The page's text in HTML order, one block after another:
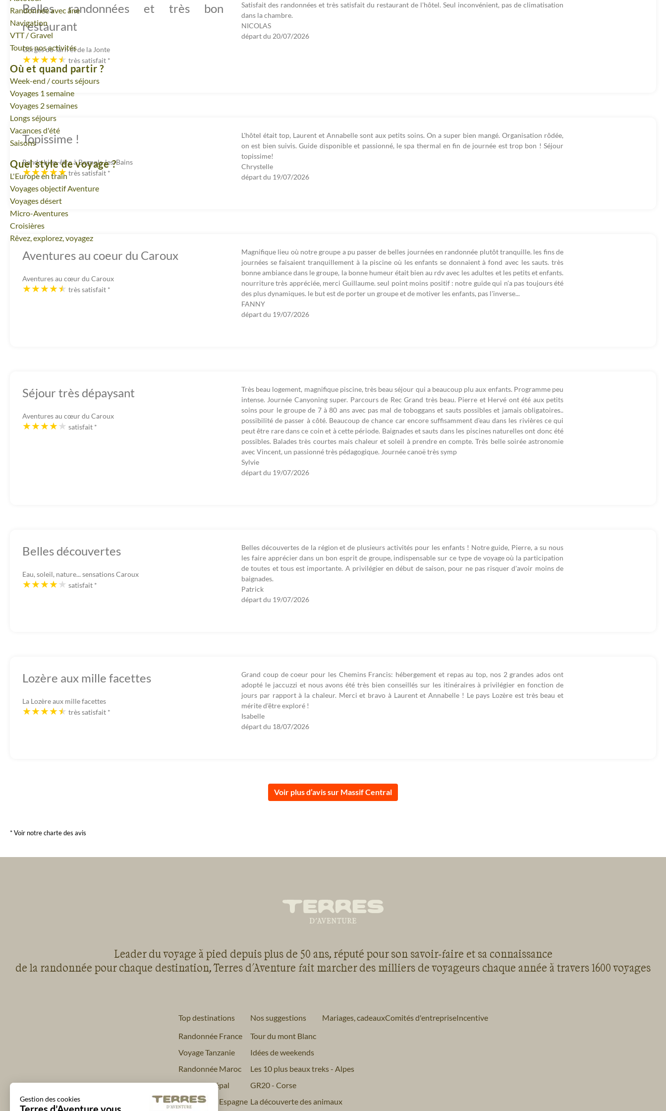
Gestion des cookies
Randonnée avec âne
Navigation
VTT / Gravel
Toutes nos activités
Où et quand partir ?
Week-end / courts séjours
Voyages 1 semaine
Voyages 2 semaines
Longs séjours
Vacances d'été
Saisons
Quel style de voyage ?
L'Europe en train
Voyages objectif Aventure
Voyages désert
Micro-Aventures
Croisières
Rêvez, explorez, voyagez
Belles randonnées et très bon
restaurant
Gorges du Tarn et de la Jonte
très satisfait *
Satisfait des randonnées et très satisfait du restaurant de l'hôtel. Seul inconvénient, pas de climatisation
dans la chambre.
NICOLAS
départ du 20/07/2026
Topissime !
Rando bien-être à Bagnols-les-Bains
très satisfait *
L'hôtel était top, Laurent et Annabelle sont aux petits soins. On a super bien mangé. Organisation rôdée,
on est bien suivis. Guide disponible et passionné, le spa thermal en fin de journée est trop bon ! Séjour
topissime!
Chrystelle
départ du 19/07/2026
Aventures au coeur du Caroux
Aventures au cœur du Caroux
très satisfait *
Magnifique lieu où notre groupe a pu passer de belles journées en randonnée plutôt tranquille. les fins de
journées se faisaient tranquillement à la piscine où les enfants se donnaient à fond avec les sauts. très
bonne ambiance dans le groupe, la bonne humeur était bien au rdv avec les adultes et les petits et enfants.
nourriture très appréciée, merci Guillaume. seul point moins positif : notre guide qui n'a pas toujours été
des plus dynamiques. le but est de porter un groupe et de motiver les enfants, pas l'inverse...
FANNY
départ du 19/07/2026
Séjour très dépaysant
Aventures au cœur du Caroux
satisfait *
Très beau logement, magnifique piscine, très beau séjour qui a beaucoup plu aux enfants. Programme peu
intense. Journée Canyoning super. Parcours de Rec Grand très beau. Pierre et Hervé ont été aux petits
soins pour le groupe de 7 à 80 ans avec pas mal de toboggans et sauts possibles et jamais obligatoires..
possibilité de passer à côté. Beaucoup de chance car encore suffisamment d'eau dans les rivières ce qui
peut être rare dans ce coin et à cette période. Baignades et sauts dans les piscines naturelles ont donc été
possibles. Balades très courtes mais chaleur et soleil à prendre en compte. Très belle soirée astronomie
avec Vincent, un passionné très pédagogique. Journée canoë très symp
Sylvie
départ du 19/07/2026
Belles découvertes
Eau, soleil, nature... sensations Caroux
satisfait *
Belles découvertes de la région et de plusieurs activités pour les enfants ! Notre guide, Pierre, a su nous
les faire apprécier dans un bon esprit de groupe, indispensable sur ce type de voyage où la participation
de toutes et tous est importante. A privilégier en début de saison, pour ne pas risquer d'avoir moins de
baignades.
Patrick
départ du 19/07/2026
Lozère aux mille facettes
La Lozère aux mille facettes
très satisfait *
Grand coup de coeur pour les Chemins Francis: hébergement et repas au top, nos 2 grandes ados ont
adopté le jaccuzzi et nous avons été très bien conseillés sur les itinéraires à privilégier en fonction de
jours par rapport à la chaleur. Merci et bravo à Laurent et Annabelle ! Le pays Lozère est très beau et
mérite d'être exploré !
Isabelle
départ du 18/07/2026
Voir plus d’avis sur Massif Central
* Voir notre charte des avis
Leader du voyage à pied depuis plus de 50 ans, réputé pour son savoir-faire et sa connaissance
de la randonnée pour chaque destination, Terres d'Aventure fait marcher des milliers de voyageurs chaque année à travers 1600 voyages
Top destinations
Randonnée France
Voyage Tanzanie
Randonnée Maroc
Trekking Népal
Randonnée Espagne
Nos suggestions
Tour du mont Blanc
Idées de weekends
Les 10 plus beaux treks - Alpes
GR20 - Corse
La découverte des animaux
Mariages, cadeauxComités d'entrepriseIncentive